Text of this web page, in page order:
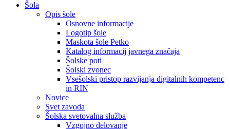
Šola
Opis šole
Osnovne informacije
Logotip šole
Maskota šole Petko
Katalog informacij javnega značaja
Šolske poti
Šolski zvonec
Vsešolski pristop razvijanja digitalnih kompetenc
in RIN
Novice
Svet zavoda
Šolska svetovalna služba
Vzgojno delovanje